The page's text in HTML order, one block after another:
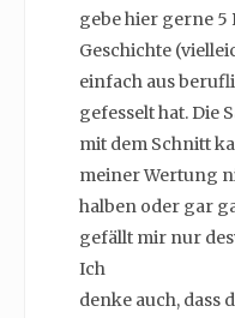
gebe hier gerne 5
Geschichte
einfach aus
gefesselt hat. Die
mit dem Schnitt
meiner Wertung
halben oder gar
gefällt mir nur
Ich
denke auch, dass